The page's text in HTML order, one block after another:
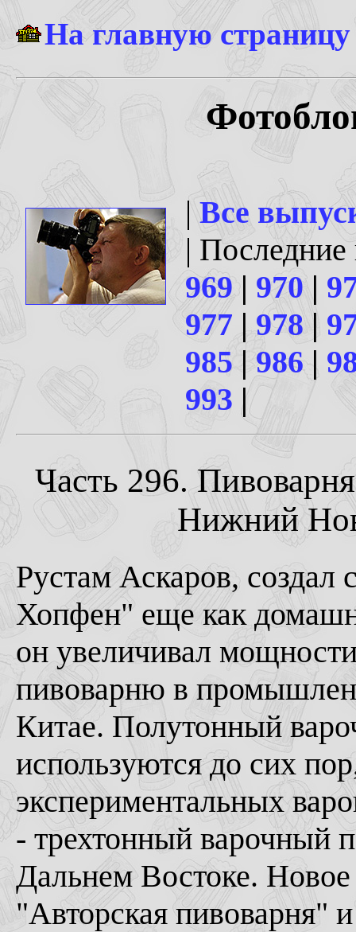
На главную
|Все
|
969| 970|
977 | 978 |
985 | 986|
993 |
Часть 296.
Нижний
Рустам Аскаров,
Хопфен" еще как
он увеличивал
пивоварню в
Китае. Полутонный
используются до сих
экспериментальных
- трехтонный варочный
Дальнем Востоке.
"Авторская пивоварня"